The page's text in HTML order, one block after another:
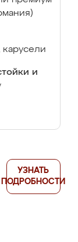
и
УЗНАТЬ
ПОДРОБНОСТИ